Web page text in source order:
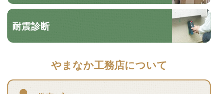
耐震診断
やまなか工務店について